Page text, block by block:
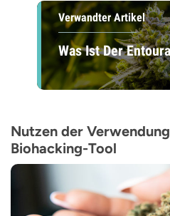
Verwandter Artikel
Was Ist Der
Nutzen der
Biohacking-Tool